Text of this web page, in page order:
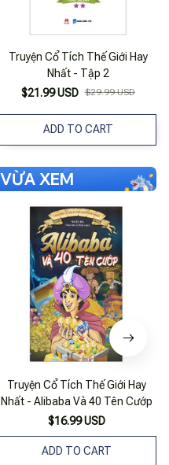
Truyện Cổ Tích Thế Giới Hay
Nhất - Tập 2
$21.99 USD $29.99 USD
ADD TO CART
XEM
Truyện Cổ Tích Thế Giới Hay
Nhất - Alibaba Và 40 Tên Cướp
$16.99 USD
ADD TO CART